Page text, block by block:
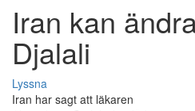
Iran kan
Djalali
Lyssna
Iran har sagt att läkaren